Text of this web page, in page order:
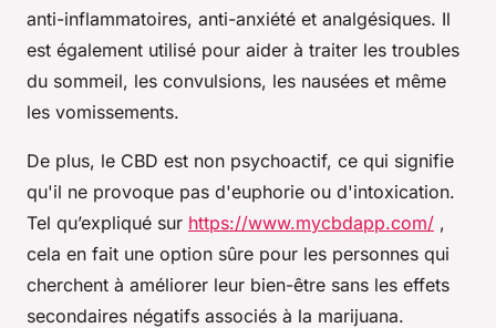
anti-inflammatoires, anti-anxiété et analgésiques. Il
est également utilisé pour aider à traiter les troubles
du sommeil, les convulsions, les nausées et même
les vomissements.
De plus, le CBD est non psychoactif, ce qui signifie
qu'il ne provoque pas d'euphorie ou d'intoxication.
Tel qu’expliqué sur https://www.mycbdapp.com/ ,
cela en fait une option sûre pour les personnes qui
cherchent à améliorer leur bien-être sans les effets
secondaires négatifs associés à la marijuana.